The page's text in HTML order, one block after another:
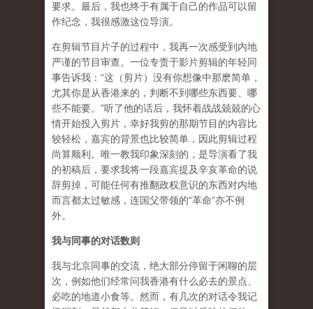
要求。最后，我也终于有属于自己的作品可以留
作纪念，我很感激这位导演。
在剪辑节目片子的过程中，我再一次感受到内地
严谨的节目审查。一位专责于影片剪辑的年轻同
事告诉我：“这（剪片）没有你想像中那麽简单，
尤其你是从香港来的，判断不到哪些东西要、哪
些不能要。”听了他的话后，我怀着战战兢兢的心
情开始投入剪片，幸好我剪的那期节目的内容比
较轻松，嘉宾的背景也比较简单，因此剪辑过程
尚算顺利。唯一教我印象深刻的，是导演看了我
的初稿后，要求我将一段嘉宾提及辛亥革命的说
辞剪掉，可能任何有推翻政权意识的东西对内地
而言都太过敏感，连国父带领的“革命”亦不例
外。
我与同事的对话数则
我与北京同事的交流，绝大部分停留于闲聊的层
次，例如他们经常问我香港有什么必去的景点、
必吃的地道小食等。然而，有几次的对话令我记